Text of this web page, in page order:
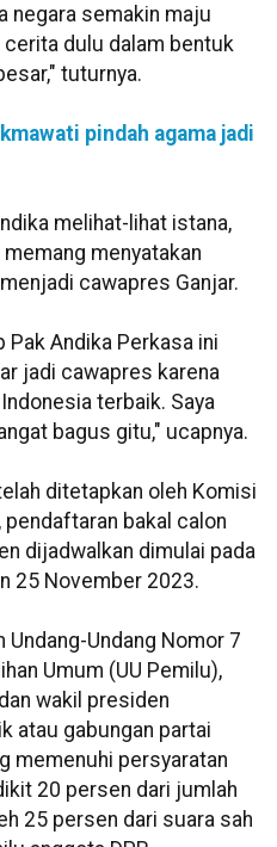
negara semakin maju
dulu dalam bentuk
tuturnya.
pindah agama jadi
melihat-lihat istana,
menyatakan
cawapres Ganjar.
Andika Perkasa ini
jadi cawapres karena
terbaik. Saya
bagus gitu," ucapnya.
ditetapkan oleh Komisi
pendaftaran bakal calon
dijadwalkan dimulai pada
25 November 2023.
Undang Nomor 7
Umum (UU Pemilu),
wakil presiden
atau gabungan partai
memenuhi persyaratan
20 persen dari jumlah
25 persen dari suara sah